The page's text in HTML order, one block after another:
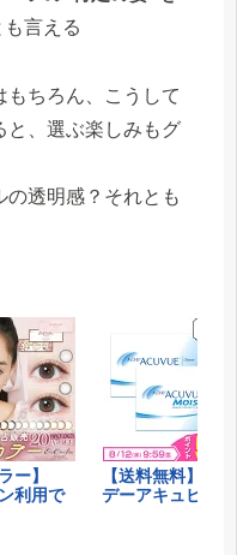
も言える
もちろん、こうして
と、選ぶ楽しみもグ
の透明感？それとも